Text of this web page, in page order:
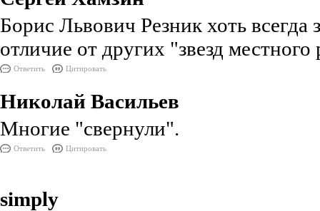
Борис Львович Резник хоть всегда
отличие от других "звезд местного
Ответить Цитировать
Николай Васильев
Многие "свернули".
Ответить Цитировать
simply